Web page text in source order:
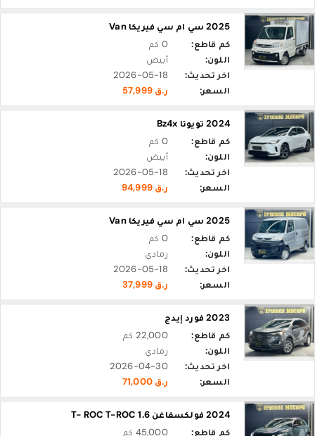
2025 سي ام سي فيريكا Van
كم قاطع:
0 كم
اللون:
أبيض
اخر تحديث:
2026-05-18
السعر:
ر.ق 57,999
2024 تويوتا Bz4x
كم قاطع:
0 كم
اللون:
أبيض
اخر تحديث:
2026-05-18
السعر:
ر.ق 94,999
2025 سي ام سي فيريكا Van
كم قاطع:
0 كم
اللون:
رمادي
اخر تحديث:
2026-05-18
السعر:
ر.ق 37,999
2023 فورد إيدج
كم قاطع:
22,000 كم
اللون:
رمادي
اخر تحديث:
2026-04-30
السعر:
ر.ق 71,000
2024 فولكسفاغن T- ROC T-ROC 1.6
كم قاطع:
45,000 كم